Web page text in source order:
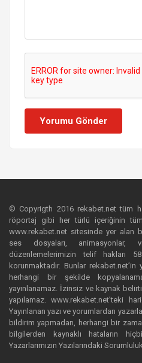
Yorumu Gönder
© Copyrigth 2016 rekabet.net tüm
röportaj gibi her türlü içeriğinin
www.rekabet.net sitesinde yer alan
ses dosyaları, animasyonlar,
düzenlemelerimizin telif hakları
korunmaktadır. Bunlar rekabet.net’in
herhangi bir şekilde
yayınlanamaz. İzinsiz ve kaynak
yapılamaz. www.rekabet.net’teki
Yayınlanan yazı ve yorumlardan
bildirim yapmadan, herhangi bir
bilgilerden kaynaklı hataların
Yazarlarımızın Yazılarındaki